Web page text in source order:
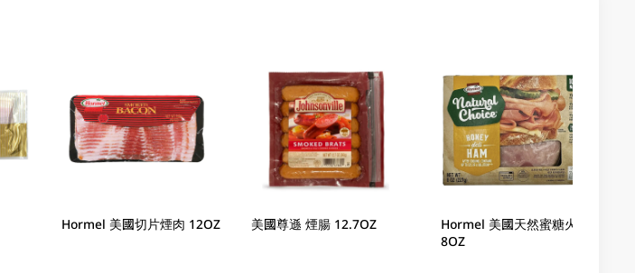
Hormel 美國切片煙肉 12OZ 美國尊遜 煙腸 12.7OZ
Hormel 美國天然蜜糖火腿
8OZ